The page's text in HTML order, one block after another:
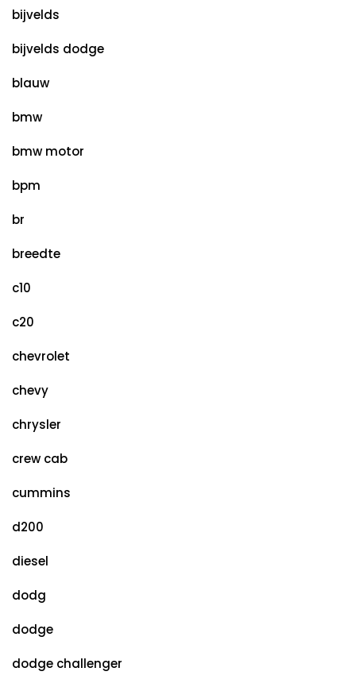
bijvelds
bijvelds dodge
blauw
bmw
bmw motor
bpm
br
breedte
c10
c20
chevrolet
chevy
chrysler
crew cab
cummins
d200
diesel
dodg
dodge
dodge challenger